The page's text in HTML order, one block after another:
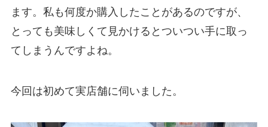
ます。私も何度か購入したことがあるのですが、
とっても美味しくて見かけるとついつい手に取っ
てしまうんですよね。
今回は初めて実店舗に伺いました。